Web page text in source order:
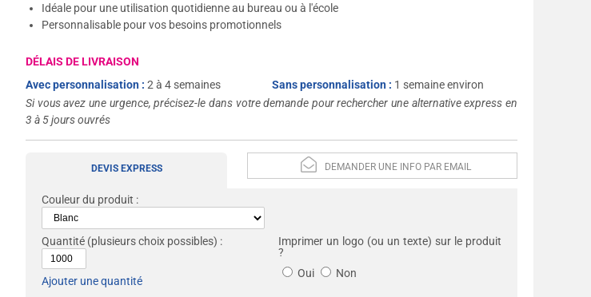
Idéale pour une utilisation quotidienne au bureau ou à l'école
Personnalisable pour vos besoins promotionnels
DÉLAIS DE LIVRAISON
Avec personnalisation :2 à 4 semaines Sans personnalisation : 1 semaine environ
Si vous avez une urgence, précisez-le dans votre demande pour rechercher une alternative express en
3 à 5 jours ouvrés
DEMANDER UNE INFO PAR EMAIL
DEVIS EXPRESS
Couleur du produit :
Quantité (plusieurs choix possibles) :
Ajouter une quantité
Imprimer un logo (ou un texte) sur le produit
?
Oui
Non